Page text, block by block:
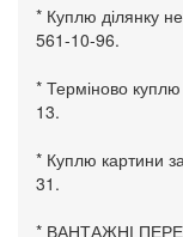
* Куплю ділянку
561-10-96.
* Терміново
13.
* Куплю картини
31.
* ВАНТАЖНІ